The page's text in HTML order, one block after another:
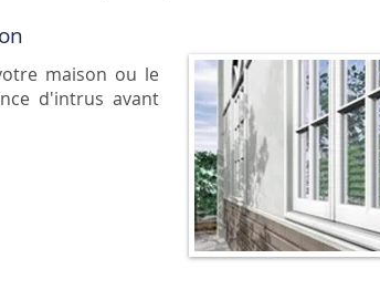
maison ou le
d'intrus avant